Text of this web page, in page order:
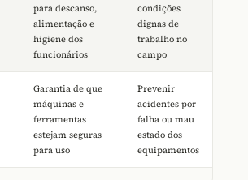
para descanso,
alimentação e
higiene dos
funcionários
condições
dignas de
trabalho no
campo
Garantia de que
máquinas e
ferramentas
estejam seguras
para uso
Prevenir
acidentes por
falha ou mau
estado dos
equipamentos